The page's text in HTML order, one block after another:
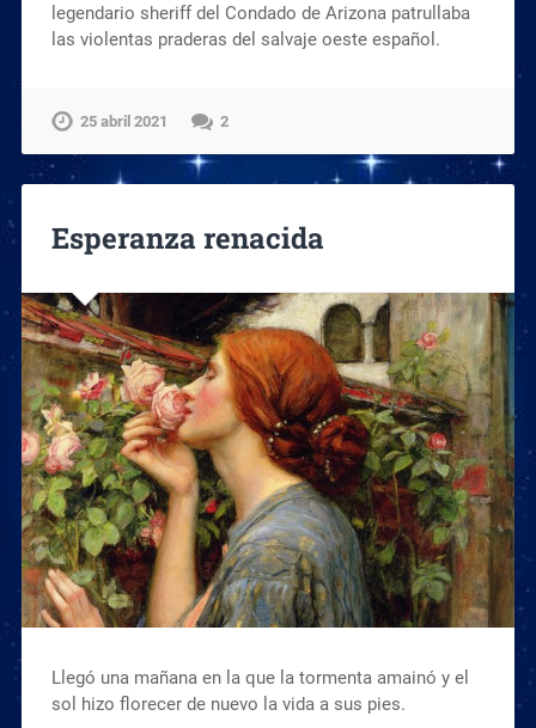
legendario sheriff del Condado de Arizona patrullaba
las violentas praderas del salvaje oeste español.
25 abril 2021 2
Esperanza renacida
Llegó una mañana en la que la tormenta amainó y el
sol hizo florecer de nuevo la vida a sus pies.